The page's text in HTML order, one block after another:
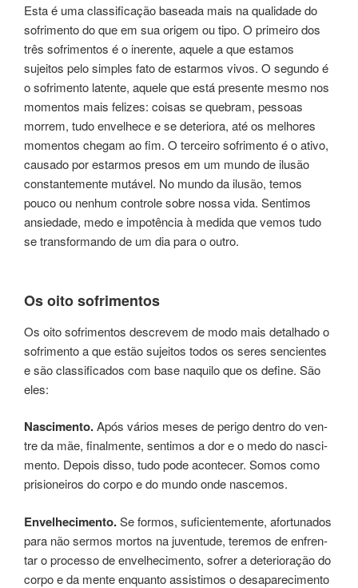
Esta é uma clas­si­fi­ca­ção basea­da mais na qua­li­da­de do
sofri­men­to do que em sua ori­gem ou tipo. O pri­mei­ro dos
três sofri­men­tos é o ine­ren­te, aquele a que esta­mos
sujeitos pelo sim­ples fato de estar­mos vivos. O segun­do é
o sofri­men­to laten­te, aque­le que está presente mesmo nos
momen­tos mais feli­zes: coi­sas se que­bram, pes­soas
morrem, tudo enve­lhe­ce e se dete­rio­ra, até os melho­res
momen­tos che­gam ao fim. O tercei­ro sofrimento é o ativo,
causa­do por estar­mos pre­sos em um mundo de ilu­são
constantemente mutável. No mundo da ilu­são, temos
pouco ou ­nenhum con­tro­le sobre nossa vida. Sentimos
ansieda­de, medo e impo­tên­cia à medi­da que vemos tudo
se transforman­do de um dia para o outro.
Os oito sofri­men­tos
Os oito sofrimentos des­cre­vem de modo mais deta­lha­do o
sofri­men­to a que estão sujei­tos todos os seres sen­cien­tes
e são clas­si­fi­ca­dos com base naqui­lo que os defi­ne. São
eles:
Nascimento.Após ­vários meses de peri­go den­tro do ven­
tre da mãe, final­men­te, sentimos a dor e o medo do nas­ci­
men­to. Depois disso, tudo pode acon­te­cer. Somos como
prisioneiros do corpo e do mundo onde nas­ce­mos.
Envelhecimento.Se formos, suficientemente, afortunados
para não sermos mortos na juven­tu­de, tere­mos de enfren­
tar o pro­ces­so de envelhecimen­to, ­sofrer a dete­rio­ra­ção do
corpo e da mente enquanto assistimos o desa­pa­re­ci­men­to